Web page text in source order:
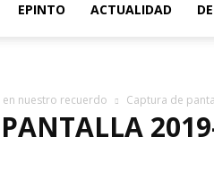
EPINTO
ACTUALIDAD
en nuestro recuerdo Captura de